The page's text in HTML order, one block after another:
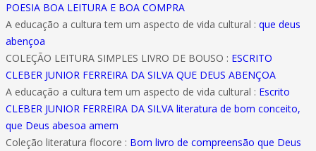
POESIA BOA LEITURA E BOA COMPRA
A educação a cultura tem um aspecto de vida cultural : que deus
abençoa
COLEÇÃO LEITURA SIMPLES LIVRO DE BOUSO : ESCRITO
CLEBER JUNIOR FERREIRA DA SILVA QUE DEUS ABENÇOA
A educação a cultura tem um aspecto de vida cultural : Escrito
CLEBER JUNIOR FERREIRA DA SILVA literatura de bom conceito,
que Deus abesoa amem
Coleção literatura flocore : Bom livro de compreensão que Deus